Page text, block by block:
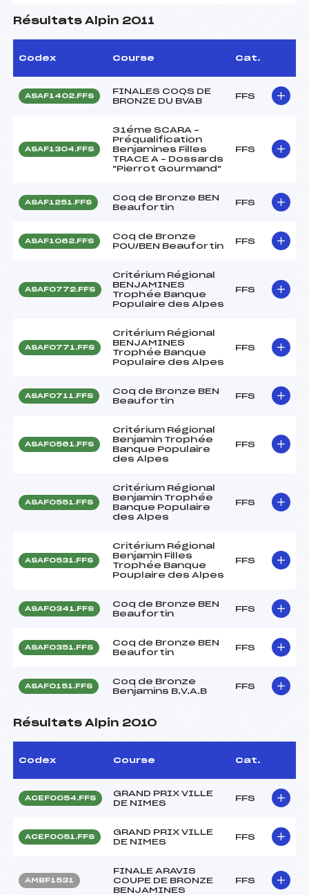
Résultats Alpin 2011
Codex Course Cat.
ASAF1402.FFS
FINALES COQS DE
BRONZE DU BVAB
FFS
ASAF1304.FFS
31éme SCARA –
Préqualification
Benjamines Filles
TRACE A – Dossards
"Pierrot Gourmand"
FFS
ASAF1251.FFS
Coq de Bronze BEN
Beaufortin
FFS
ASAF1062.FFS
Coq de Bronze
POU/BEN Beaufortin
FFS
ASAF0772.FFS
Critérium Régional
BENJAMINES
Trophée Banque
Populaire des Alpes
FFS
ASAF0771.FFS
Critérium Régional
BENJAMINES
Trophée Banque
Populaire des Alpes
FFS
ASAF0711.FFS
Coq de Bronze BEN
Beaufortin
FFS
ASAF0561.FFS
Critérium Régional
Benjamin Trophée
Banque Populaire
des Alpes
FFS
ASAF0551.FFS
Critérium Régional
Benjamin Trophée
Banque Populaire
des Alpes
FFS
ASAF0531.FFS
Critérium Régional
Benjamin Filles
Trophée Banque
Pouplaire des Alpes
FFS
ASAF0341.FFS
Coq de Bronze BEN
Beaufortin
FFS
ASAF0351.FFS
Coq de Bronze BEN
Beaufortin
FFS
ASAF0151.FFS
Coq de Bronze
Benjamins B.V.A.B
FFS
Résultats Alpin 2010
Codex Course Cat.
ACEF0054.FFS
GRAND PRIX VILLE
DE NIMES
FFS
ACEF0051.FFS
GRAND PRIX VILLE
DE NIMES
FFS
AMBF1531
FINALE ARAVIS
COUPE DE BRONZE
BENJAMINES
FFS